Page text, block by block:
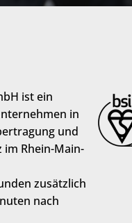
ist ein
in
und
Rhein-Main-
zusätzlich
nach